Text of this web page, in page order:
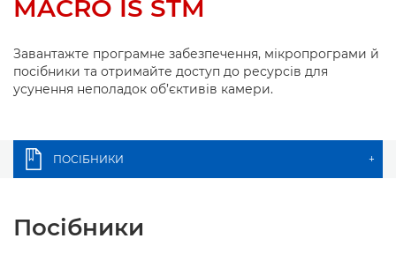
MACRO IS STM
Завантажте програмне забезпечення, мікропрограми й
посібники та отримайте доступ до ресурсів для
усунення неполадок об’єктивів камери.
ПОСІБНИКИ +
Посібники